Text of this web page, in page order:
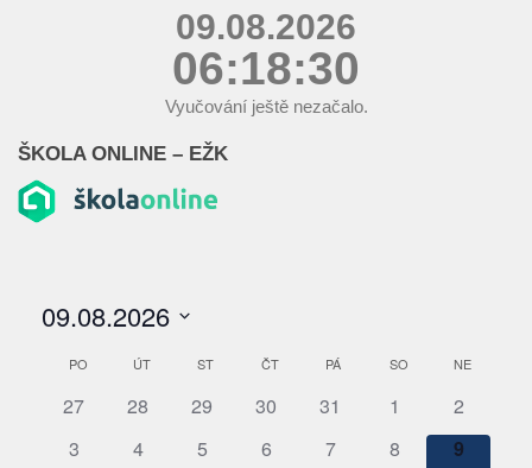
09.08.2026
06:18:31
Vyučování ještě nezačalo.
ŠKOLA ONLINE – EŽK